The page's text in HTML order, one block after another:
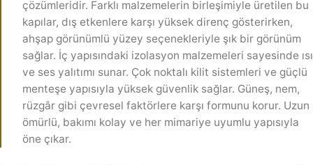
çözümleridir. Farklı malzemelerin birleşimiyle üretilen bu
kapılar, dış etkenlere karşı yüksek direnç gösterirken,
ahşap görünümlü yüzey seçenekleriyle şık bir görünüm
sağlar. İç yapısındaki izolasyon malzemeleri sayesinde ısı
ve ses yalıtımı sunar. Çok noktalı kilit sistemleri ve güçlü
menteşe yapısıyla yüksek güvenlik sağlar. Güneş, nem,
rüzgâr gibi çevresel faktörlere karşı formunu korur. Uzun
ömürlü, bakımı kolay ve her mimariye uyumlu yapısıyla
öne çıkar.